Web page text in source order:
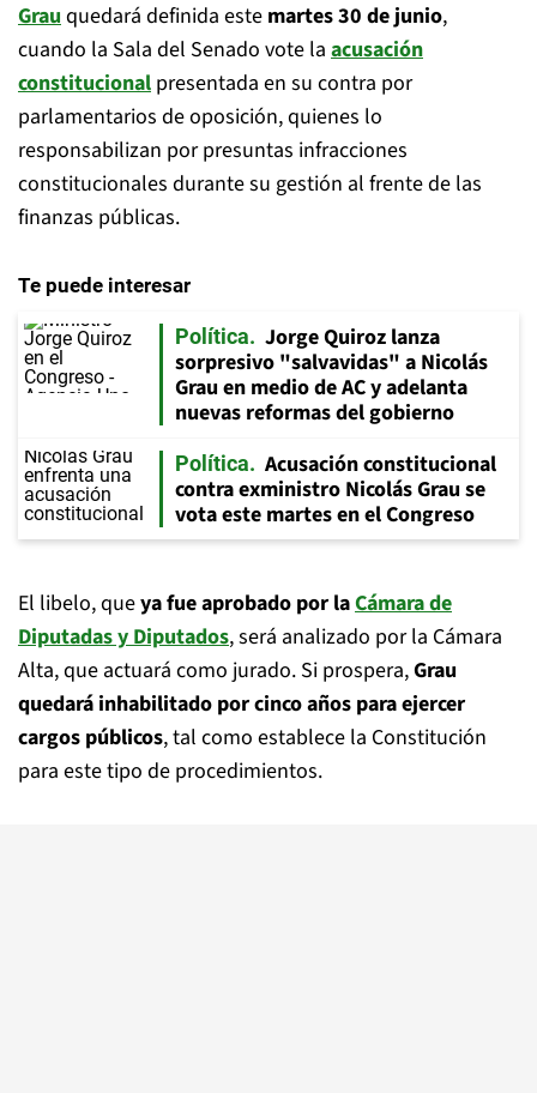
Grauquedará definida este martes 30 de junio,
cuando la Sala del Senado vote la acusación
constitucional presentada en su contra por
parlamentarios de oposición, quienes lo
responsabilizan por presuntas infracciones
constitucionales durante su gestión al frente de las
finanzas públicas.
Te puede interesar
Política
Jorge Quiroz lanza
sorpresivo "salvavidas" a Nicolás
Grau en medio de AC y adelanta
nuevas reformas del gobierno
Política
Acusación constitucional
contra exministro Nicolás Grau se
vota este martes en el Congreso
El libelo, queya fue aprobado por laCámara de
Diputadas y Diputados, será analizado por la Cámara
Alta, que actuará como jurado. Si prospera,Grau
quedará inhabilitado por cinco años para ejercer
cargos públicos, tal como establece la Constitución
para este tipo de procedimientos.